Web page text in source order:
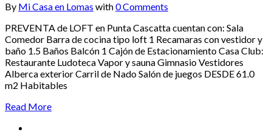
By Mi Casa en Lomas with0 Comments
PREVENTA de LOFT en Punta Cascatta cuentan con: Sala
Comedor Barra de cocina tipo loft 1 Recamaras con vestidor y
baño 1.5 Baños Balcón 1 Cajón de Estacionamiento Casa Club:
Restaurante Ludoteca Vapor y sauna Gimnasio Vestidores
Alberca exterior Carril de Nado Salón de juegos DESDE 61.0
m2 Habitables
Read More